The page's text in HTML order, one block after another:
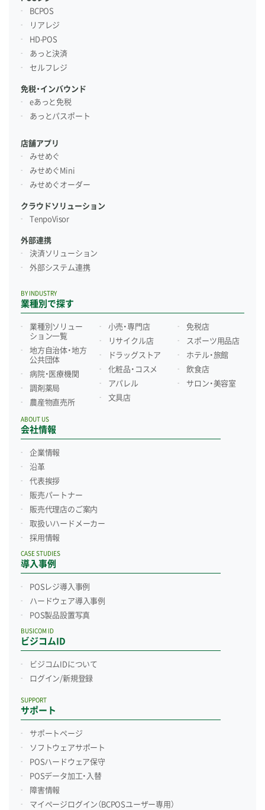
BCPOS
リアレジ
HD-POS
あっと決済
セルフレジ
免税・インバウンド
eあっと免税
あっとパスポート
店舗アプリ
みせめぐ
みせめぐMini
みせめぐオーダー
クラウドソリューション
TenpoVisor
外部連携
決済ソリューション
外部システム連携
業種別で探す
BY INDUSTRY
業種別ソリュー
ション一覧
地方自治体・地方
公共団体
病院・医療機関
調剤薬局
農産物直売所
小売・専門店
リサイクル店
ドラッグストア
化粧品・コスメ
アパレル
文具店
免税店
スポーツ用品店
ホテル・旅館
飲食店
サロン・美容室
会社情報
ABOUT US
企業情報
沿革
代表挨拶
販売パートナー
販売代理店のご案内
取扱いハードメーカー
採用情報
導入事例
CASE STUDIES
POSレジ導入事例
ハードウェア導入事例
POS製品設置写真
ビジコムID
BUSICOM ID
ビジコムIDについて
ログイン/新規登録
サポート
SUPPORT
サポートページ
ソフトウェアサポート
POSハードウェア保守
POSデータ加工・入替
障害情報
マイページログイン （BCPOSユーザー専用）